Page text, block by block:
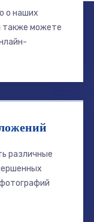
о наших
также можете
различные